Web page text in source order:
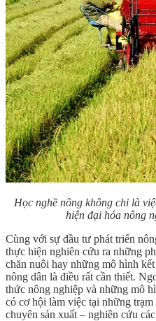
Học nghề nông không chỉ là
hiện đại hóa nông
Cùng với sự đầu tư phát triển
thực hiện nghiên cứu ra những
chăn nuôi hay những mô hình
nông dân là điều rất cần thiết.
thức nông nghiệp và những mô
có cơ hội làm việc tại những
chuyên sản xuất – nghiên cứu